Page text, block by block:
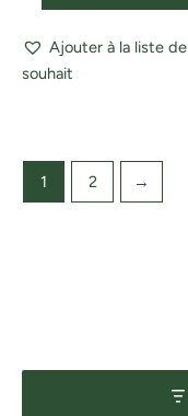
Ajouter à la liste de
souhait
1 2 →